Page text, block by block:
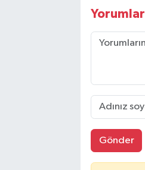
Yorumlar
Gönder